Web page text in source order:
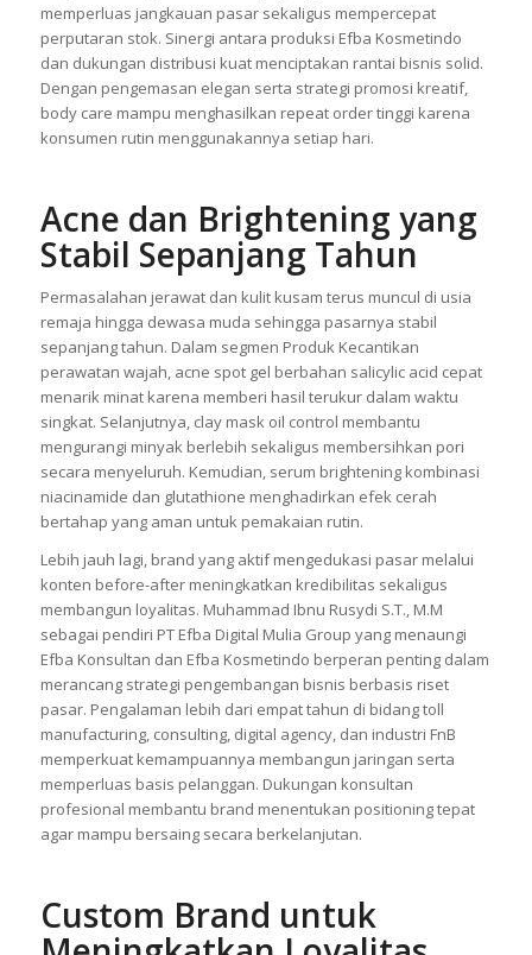
memperluas jangkauan pasar sekaligus mempercepat
perputaran stok. Sinergi antara produksi Efba Kosmetindo
dan dukungan distribusi kuat menciptakan rantai bisnis solid.
Dengan pengemasan elegan serta strategi promosi kreatif,
body care mampu menghasilkan repeat order tinggi karena
konsumen rutin menggunakannya setiap hari.
Acne dan Brightening yang
Stabil Sepanjang Tahun
Permasalahan jerawat dan kulit kusam terus muncul di usia
remaja hingga dewasa muda sehingga pasarnya stabil
sepanjang tahun. Dalam segmen Produk Kecantikan
perawatan wajah, acne spot gel berbahan salicylic acid cepat
menarik minat karena memberi hasil terukur dalam waktu
singkat. Selanjutnya, clay mask oil control membantu
mengurangi minyak berlebih sekaligus membersihkan pori
secara menyeluruh. Kemudian, serum brightening kombinasi
niacinamide dan glutathione menghadirkan efek cerah
bertahap yang aman untuk pemakaian rutin.
Lebih jauh lagi, brand yang aktif mengedukasi pasar melalui
konten before-after meningkatkan kredibilitas sekaligus
membangun loyalitas. Muhammad Ibnu Rusydi S.T., M.M
sebagai pendiri PT Efba Digital Mulia Group yang menaungi
Efba Konsultan dan Efba Kosmetindo berperan penting dalam
merancang strategi pengembangan bisnis berbasis riset
pasar. Pengalaman lebih dari empat tahun di bidang toll
manufacturing, consulting, digital agency, dan industri FnB
memperkuat kemampuannya membangun jaringan serta
memperluas basis pelanggan. Dukungan konsultan
profesional membantu brand menentukan positioning tepat
agar mampu bersaing secara berkelanjutan.
Custom Brand untuk